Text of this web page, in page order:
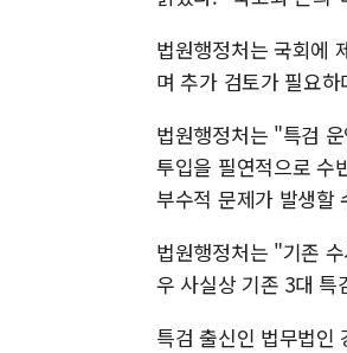
법원행정처는 국회에
며 추가 검토가 필요
법원행정처는 "특검
투입을 필연적으로 수
부수적 문제가 발생할
법원행정처는 "기존
우 사실상 기존 3대
특검 출신인 법무법인